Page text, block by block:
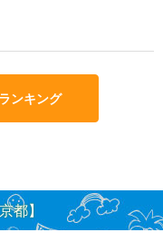
ンキング
都】